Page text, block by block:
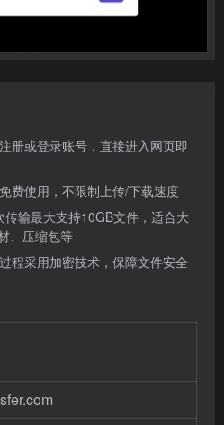
册或登录账号，直接进入网页即
费使用，不限制上传/下载速度
传输最大支持10GB文件，适合大
、压缩包等
程采用加密技术，保障文件安全